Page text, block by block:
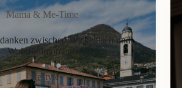
Mama & Me-Time
zwischen Wickeltisch und
Wohlfühlmoment.
Lifestyle